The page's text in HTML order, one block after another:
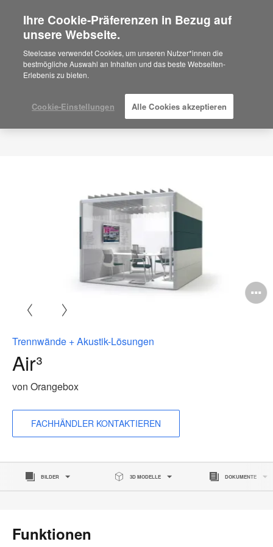
Are you in United States?
Would you like to see Products we sell in
your region?
Americas
Español
Trennwände + Akustik-Lösungen
Air³
von Orangebox
FACHHÄNDLER KONTAKTIEREN
BILDER 3D MODELLE DOKUMENTE
Funktionen
Ihre Cookie-Präferenzen in Bezug auf
unsere Webseite.
Steelcase verwendet Cookies, um unseren Nutzer*innen die
bestmögliche Auswahl an Inhalten und das beste Webseiten-
Erlebenis zu bieten.
Cookie-Einstellungen Alle Cookies akzeptieren